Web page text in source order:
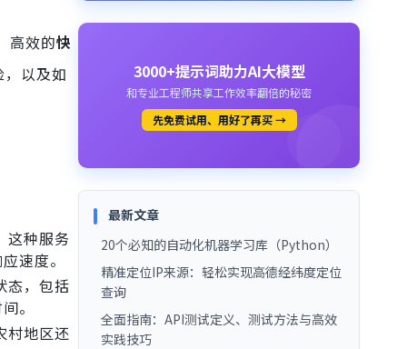
高效的快
以及如
这种服务
速度。
态，包括
。
村地区还
3000+提示词助力AI大模型
和专业工程师共享工作效率翻倍的秘密
先免费试用、用好了再买 →
最新文章
20个必知的自动化机器学习库（Python）
精准定位IP来源：轻松实现高德经纬度定位
查询
全面指南：API测试定义、测试方法与高效
实践技巧